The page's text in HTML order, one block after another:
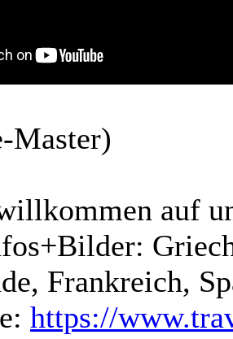
Master)
auf
Frankreich,
https://